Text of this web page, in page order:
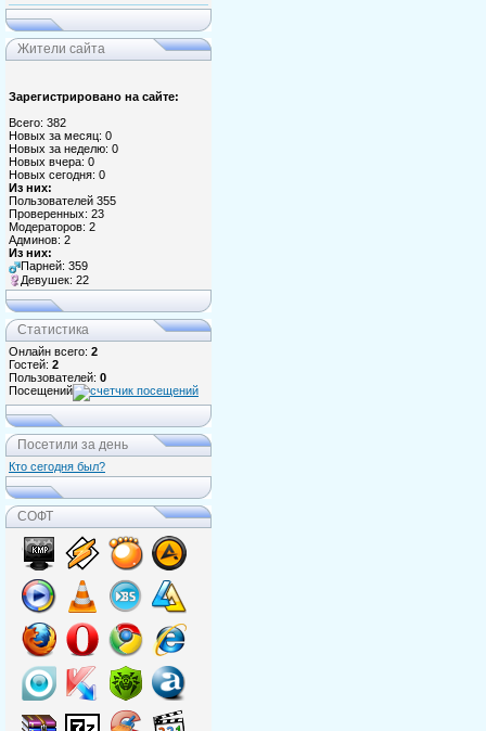
Жители сайта
Зарегистрировано на сайте:
Всего: 382
Новых за месяц: 0
Новых за неделю: 0
Новых вчера: 0
Новых сегодня: 0
Из них:
Пользователей 355
Проверенных: 23
Модераторов: 2
Админов: 2
Из них:
Парней: 359
Девушек: 22
Статистика
Онлайн всего: 2
Гостей: 2
Пользователей: 0
Посещений
Посетили за день
Кто сегодня был?
СОФТ